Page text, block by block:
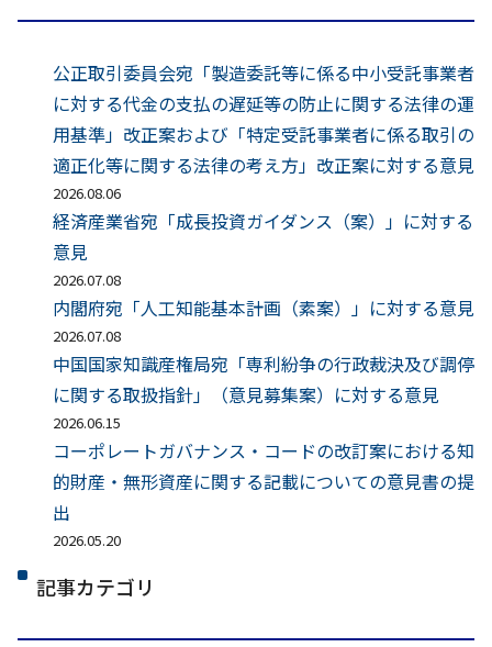
公正取引委員会宛「製造委託等に係る中小受託事業者
に対する代金の支払の遅延等の防止に関する法律の運
用基準」改正案および「特定受託事業者に係る取引の
適正化等に関する法律の考え方」改正案に対する意見
2026.08.06
経済産業省宛「成長投資ガイダンス（案）」に対する
意見
2026.07.08
内閣府宛「人工知能基本計画（素案）」に対する意見
2026.07.08
中国国家知識産権局宛「専利紛争の行政裁決及び調停
に関する取扱指針」（意見募集案）に対する意見
2026.06.15
コーポレートガバナンス・コードの改訂案における知
的財産・無形資産に関する記載についての意見書の提
出
2026.05.20
記事カテゴリ